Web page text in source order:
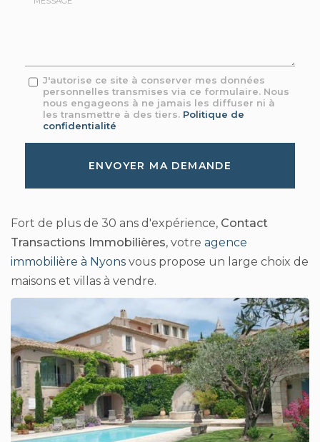
Message
J'autorise ce site à conserver mes données
personnelles transmises via ce formulaire. Nous
nous engageons à ne jamais les diffuser ni à
les transmettre à des tiers. Politique de
confidentialité
Acceptation
ENVOYER MA DEMANDE
Fort de plus de 30 ans d'expérience, Contact
Transactions Immobilières, votre agence
immobilière à Nyons vous propose un large choix de
maisons et villas à vendre.